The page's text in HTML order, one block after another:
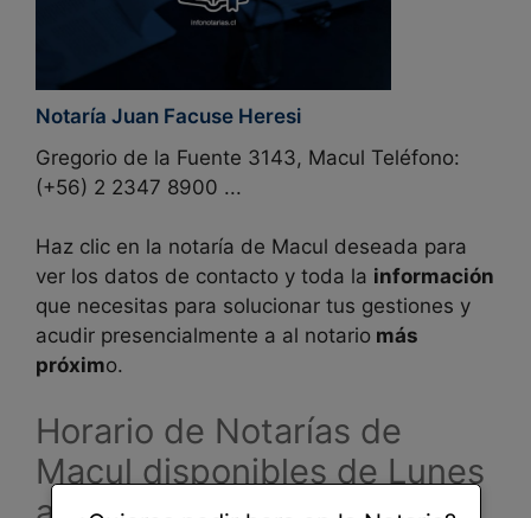
Notaría Juan Facuse Heresi
Gregorio de la Fuente 3143, Macul Teléfono:
(+56) 2 2347 8900 ...
Haz clic en la notaría de Macul deseada para
ver los datos de contacto y toda la información
que necesitas para solucionar tus gestiones y
acudir presencialmente a al notario más
próximo.
Horario de Notarías de
Macul disponibles de Lunes